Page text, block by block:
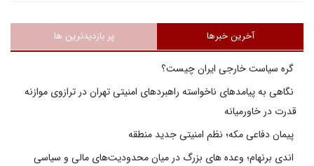
آخرین خبرها پر بازدیدترین ها
گره سیاست خارجی ایران چیست؟
نگاهی به پیامدهای ناخواسته راهبردهای امنیتی تهران در ترازوی موازنه
قدرت در خاورمیانه
پیمان دفاعی مکه؛ نظم امنیتی جدید منطقه
اندی برنهام؛ وعده های بزرگ در میان محدودیت‌های مالی و سیاسی